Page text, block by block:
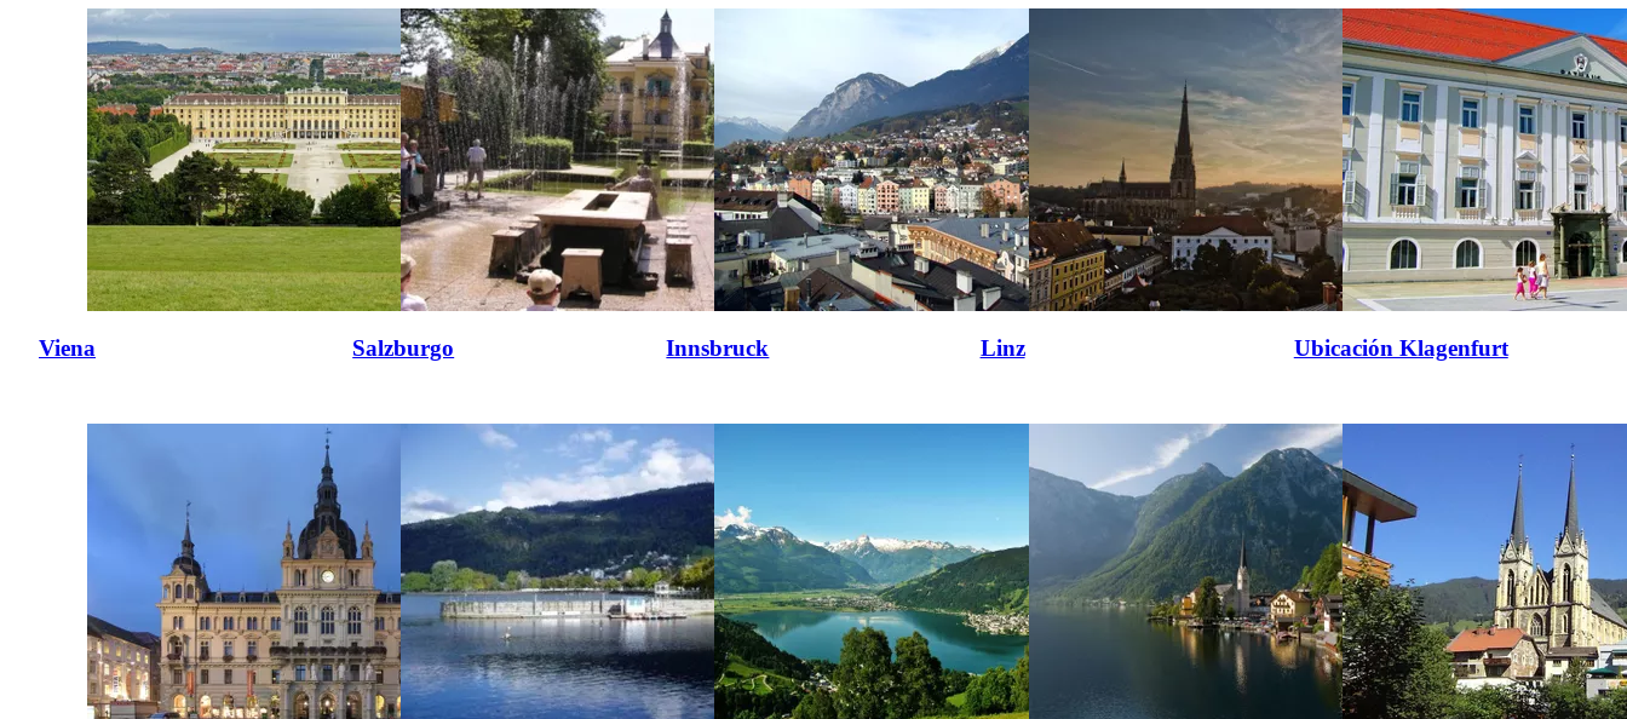
Viena Salzburgo Innsbruck Linz Ubicación Klagenfurt